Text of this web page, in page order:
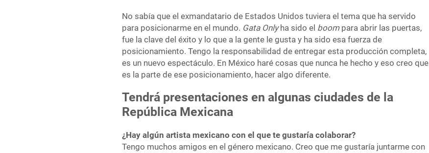
No sabía que el exmandatario de Estados Unidos tuviera el tema que ha servido
para posicionarme en el mundo. Gata Onlyha sido el boompara abrir las puertas,
fue la clave del éxito y lo que a la gente le gusta y ha sido esa fuerza de
posicionamiento. Tengo la responsabilidad de entregar esta producción completa,
es un nuevo espectáculo. En México haré cosas que nunca he hecho y eso creo que
es la parte de ese posicionamiento, hacer algo diferente.
Tendrá presentaciones en algunas ciudades de la
República Mexicana
¿Hay algún artista mexicano con el que te gustaría colaborar?
Tengo muchos amigos en el género mexicano. Creo que me gustaría juntarme con